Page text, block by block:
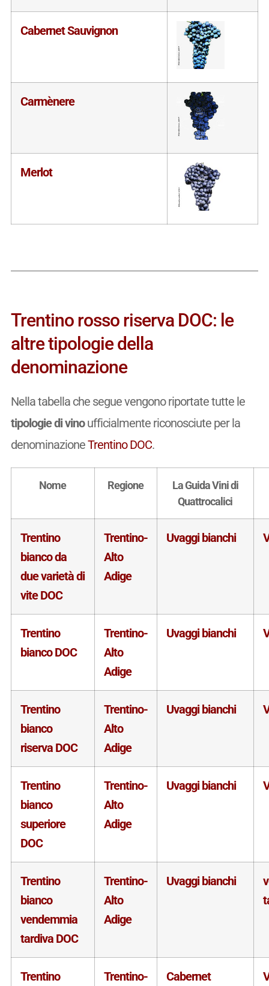
Cabernet Sauvignon
Carmènere
Merlot
Trentino rosso riserva DOC: le
altre tipologie della
denominazione
Nella tabella che segue vengono riportate tutte le
tipologie di vinoufficialmente riconosciute per la
denominazioneTrentino DOC.
Nome Regione
La Guida Vini di
Quattrocalici
Trentino
bianco da
due varietà di
vite DOC
Trentino-
Alto
Adige
Uvaggi bianchi
Trentino
bianco DOC
Trentino-
Alto
Adige
Uvaggi bianchi
Trentino
bianco
riserva DOC
Trentino-
Alto
Adige
Uvaggi bianchi
Trentino
bianco
superiore
DOC
Trentino-
Alto
Adige
Uvaggi bianchi
Trentino
bianco
vendemmia
tardiva DOC
Trentino-
Alto
Adige
Uvaggi bianchi
Trentino Trentino- Cabernet